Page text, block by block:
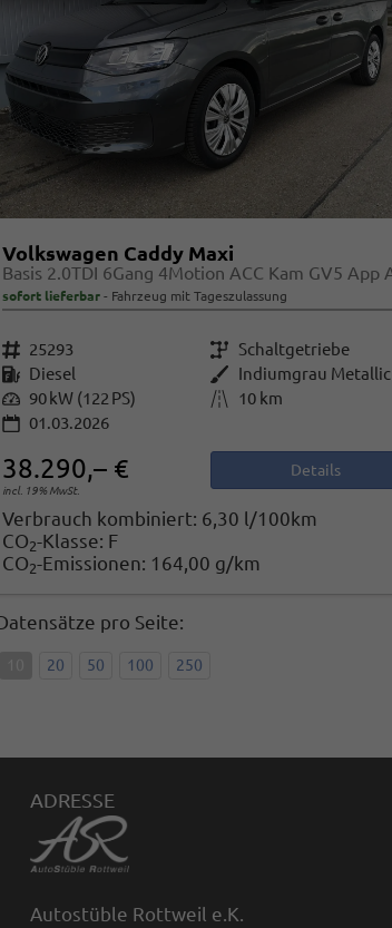
Volkswagen Caddy Maxi
sofort lieferbar Fahrzeug mit Tageszulassung
Fahrzeugnr. 25293 Getriebe Schaltgetriebe
Kraftstoff Diesel Außenfarbe Indiumgrau Metallic
Leistung 90 kW (122 PS) Kilometerstand
10 km
01.03.2026
38.290,– €
incl. 19% MwSt.
Details
Verbrauch kombiniert: 6,30 l/100km
CO2-Klasse: F
CO2-Emissionen: 164,00 g/km
pro Seite:
20 50 100 250
ADRESSE
Autostüble Rottweil e.K.